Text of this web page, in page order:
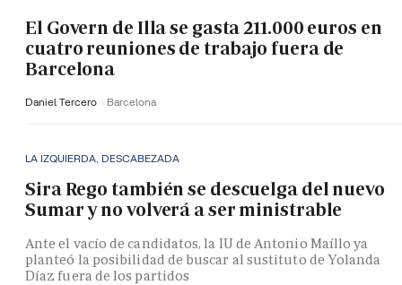
El Govern de Illa se gasta 211.000 euros en
cuatro reuniones de trabajo fuera de
Barcelona
Daniel Tercero Barcelona
LA IZQUIERDA, DESCABEZADA
Sira Rego también se descuelga del nuevo
Sumar y no volverá a ser ministrable
Ante el vacío de candidatos, la IU de Antonio Maíllo ya
planteó la posibilidad de buscar al sustituto de Yolanda
Díaz fuera de los partidos